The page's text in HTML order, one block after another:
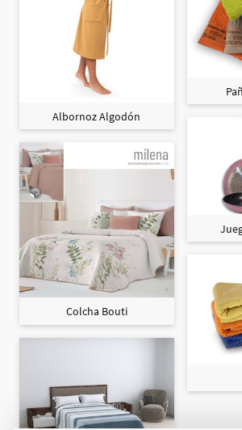
Albornoz Algodón
Colcha Bouti